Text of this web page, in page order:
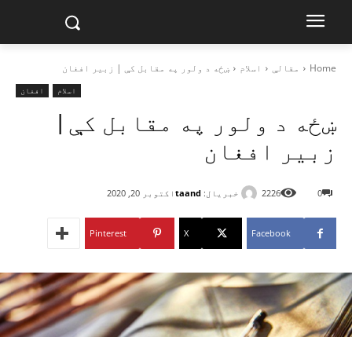
Home مقالې اسلام ښځه د ولور په مقابل کې | زبیر افغان
اسلام افغان
ښځه د ولور په مقابل کې |
زبیر افغان
خبریال: taand اکتوبر 20, 2020 0
2226
Facebook
X
Pinterest